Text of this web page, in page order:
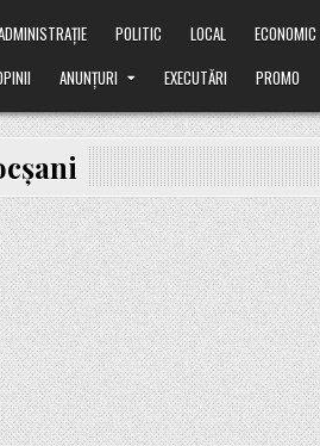
POLITIC LOCAL ECONOMIC
ANUNȚURI EXECUTĂRI PROMO